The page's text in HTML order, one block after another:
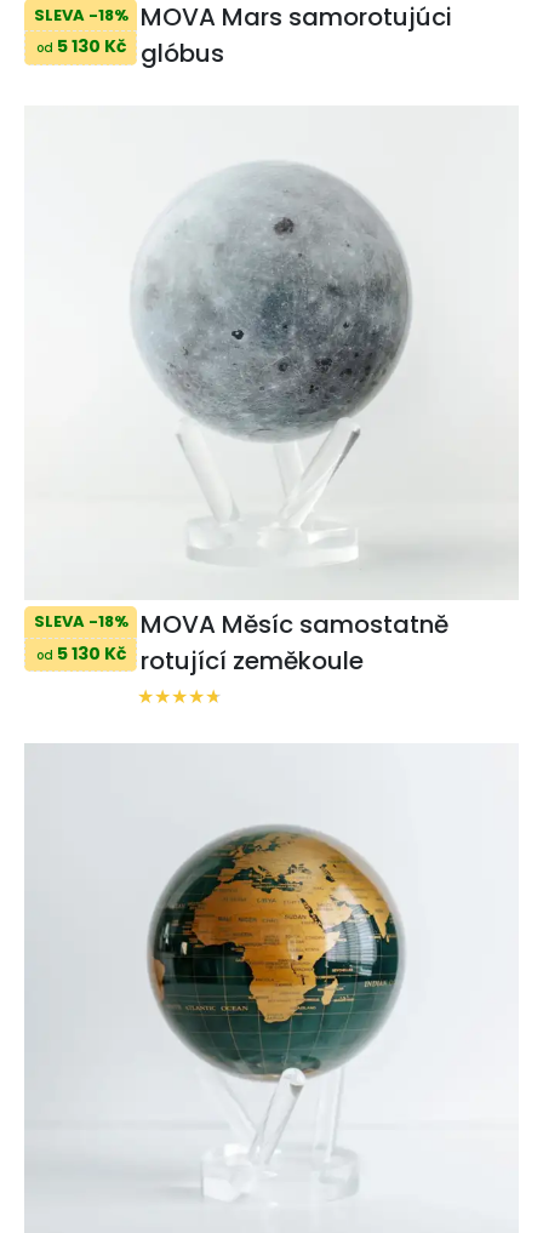
SLEVA -18%
od 5 130 Kč
MOVA Mars samorotujúci
glóbus
SLEVA -18%
od 5 130 Kč
MOVA Měsíc samostatně
rotující zeměkoule